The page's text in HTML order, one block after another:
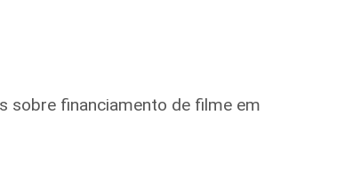
sobre financiamento de filme em